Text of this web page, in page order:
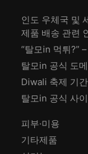
인도 우체국 및
제품 배송 관련
“탈모in 먹튀?”
탈모in 공식 도
Diwali 축제 기
탈모in 공식 사
피부·미용
기타제품